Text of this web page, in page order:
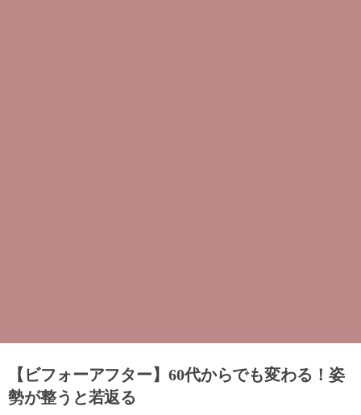
【ビフォーアフター】60代からでも変わる！姿
勢が整うと若返る